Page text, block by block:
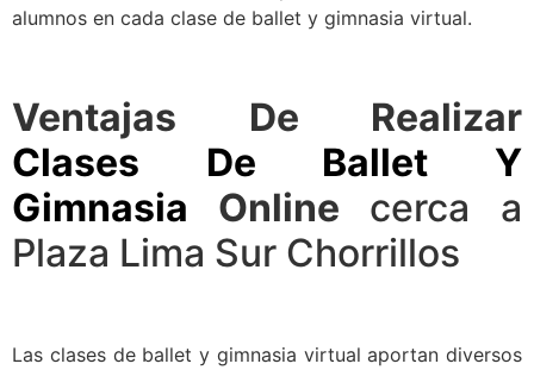
alumnos en cada clase de ballet y gimnasia virtual.
Ventajas De Realizar
Clases De Ballet Y
Gimnasia Online cerca a
Plaza Lima Sur Chorrillos
Las clases de ballet y gimnasia virtual aportan diversos